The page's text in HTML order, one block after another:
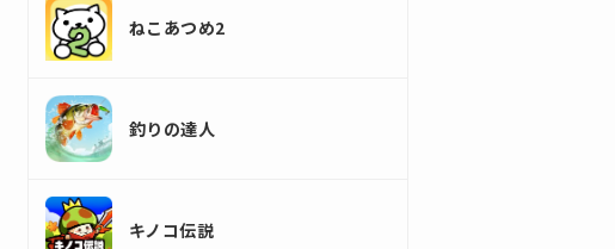
ねこあつめ2
釣りの達人
キノコ伝説